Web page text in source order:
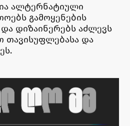
ალტერნატიული
გამოყენების
დიზაინერებს აძლევს
თავისუფლებასა და